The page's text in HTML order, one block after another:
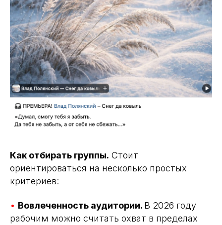
Как отбирать группы. Стоит
ориентироваться на несколько простых
критериев:
• Вовлеченность аудитории. В 2026 году
рабочим можно считать охват в пределах